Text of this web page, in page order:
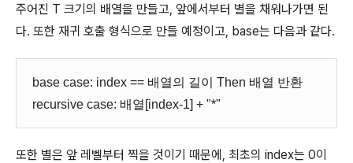
주어진 T 크기의 배열을 만들고, 앞에서부터 별을 채워나가면 된
다. 또한 재귀 호출 형식으로 만들 예정이고, base는 다음과 같다.
base case: index == 배열의 길이 Then 배열 반환
recursive case: 배열[index-1] + "*"
또한 별은 앞 레벨부터 찍을 것이기 때문에, 최초의 index는 0이